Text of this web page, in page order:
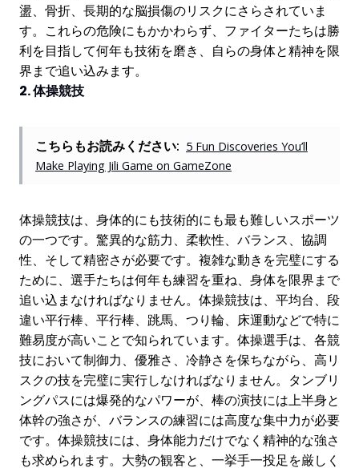
盪、骨折、長期的な脳損傷のリスクにさらされていま
す。これらの危険にもかかわらず、ファイターたちは勝
利を目指して何年も技術を磨き、自らの身体と精神を限
界まで追い込みます。
2. 体操競技
こちらもお読みください: 5 Fun Discoveries You’ll
Make Playing Jili Game on GameZone
体操競技は、身体的にも技術的にも最も難しいスポーツ
の一つです。驚異的な筋力、柔軟性、バランス、協調
性、そして精密さが必要です。複雑な動きを完璧にする
ために、選手たちは何年も練習を重ね、身体を限界まで
追い込まなければなりません。体操競技は、平均台、段
違い平行棒、平行棒、跳馬、つり輪、床運動などで特に
難易度が高いことで知られています。体操選手は、各競
技において制御力、優雅さ、冷静さを保ちながら、高リ
スクの技を完璧に実行しなければなりません。タンブリ
ングパスには爆発的なパワーが、棒の演技には上半身と
体幹の強さが、バランスの練習には高度な集中力が必要
です。体操競技には、身体能力だけでなく精神的な強さ
も求められます。大勢の観客と、一挙手一投足を厳しく